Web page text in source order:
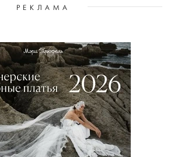
РЕКЛАМА